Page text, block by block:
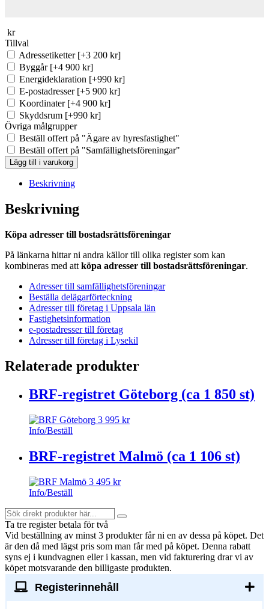
kr
Tillval
Adressetiketter [+3 200 kr]
Byggår [+4 900 kr]
Energideklaration [+990 kr]
E-postadresser [+5 900 kr]
Koordinater [+4 900 kr]
Skyddsrum [+990 kr]
Övriga målgrupper
Beställ offert på "Ägare av hyresfastighet"
Beställ offert på "Samfällighetsföreningar"
BRF-
registret
Stockholm
5
930
mängd
Lägg till i varukorg
Beskrivning
Beskrivning
Köpa adresser till bostadsrättsföreningar
På länkarna hittar ni andra källor till olika register som kan
kombineras med att köpa adresser till bostadsrättsföreningar.
Adresser till samfällighetsföreningar
Beställa delägarförteckning
Adresser till företag i Uppsala län
Fastighetsinformation
e-postadresser till företag
Adresser till företag i Lysekil
Relaterade produkter
BRF-registret Göteborg (ca 1 850 st)
3 995 kr
Info/Beställ
BRF-registret Malmö (ca 1 106 st)
3 495 kr
Info/Beställ
Sök
direkt
produkter
här...
Search
Ta tre register betala för två
Vid beställning av minst 3 produkter får ni en av dessa på köpet. Det
är den då med lägst pris som man får med på köpet. Denna rabatt
syns ej i kundvagnen eller i kassan, men vid fakturering drar vi av
köpet motsvarande den billigaste produkten.
Registerinnehåll